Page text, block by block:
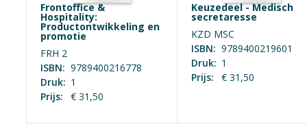
Frontoffice &
Hospitality:
Productontwikkeling en
promotie
FRH 2
ISBN: 9789400216778
Druk: 1
Prijs:
€ 31,50
Keuzedeel - Medisch
secretaresse
KZD MSC
ISBN: 9789400219601
Druk: 1
Prijs:
€ 31,50